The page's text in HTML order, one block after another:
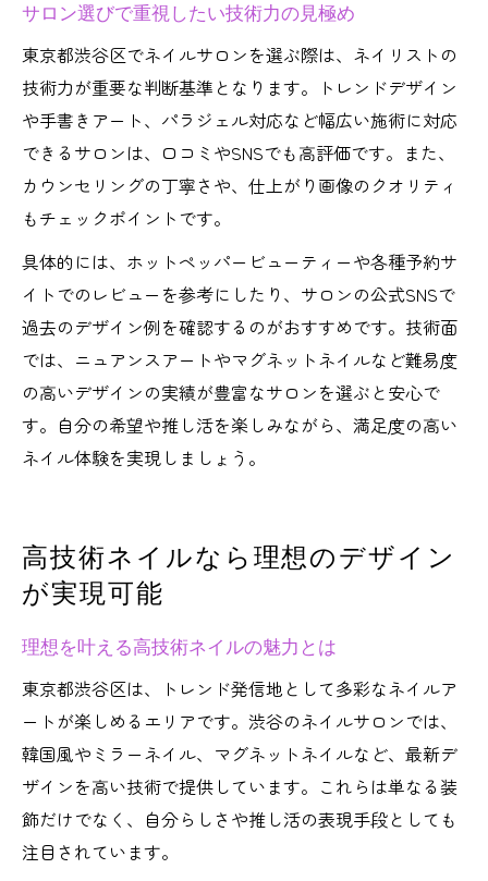
サロン選びで重視したい技術力の見極め
東京都渋谷区でネイルサロンを選ぶ際は、ネイリストの
技術力が重要な判断基準となります。トレンドデザイン
や手書きアート、パラジェル対応など幅広い施術に対応
できるサロンは、口コミやSNSでも高評価です。また、
カウンセリングの丁寧さや、仕上がり画像のクオリティ
もチェックポイントです。
具体的には、ホットペッパービューティーや各種予約サ
イトでのレビューを参考にしたり、サロンの公式SNSで
過去のデザイン例を確認するのがおすすめです。技術面
では、ニュアンスアートやマグネットネイルなど難易度
の高いデザインの実績が豊富なサロンを選ぶと安心で
す。自分の希望や推し活を楽しみながら、満足度の高い
ネイル体験を実現しましょう。
高技術ネイルなら理想のデザイン
が実現可能
理想を叶える高技術ネイルの魅力とは
東京都渋谷区は、トレンド発信地として多彩なネイルア
ートが楽しめるエリアです。渋谷のネイルサロンでは、
韓国風やミラーネイル、マグネットネイルなど、最新デ
ザインを高い技術で提供しています。これらは単なる装
飾だけでなく、自分らしさや推し活の表現手段としても
注目されています。